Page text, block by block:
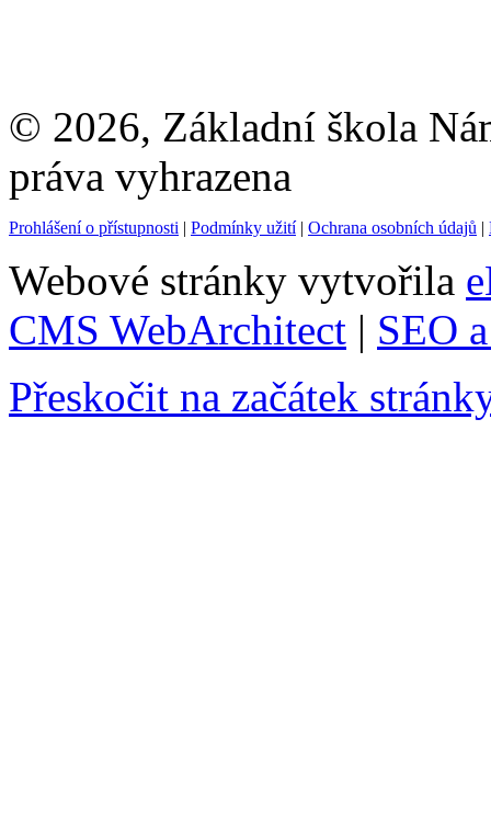
© 2026, Základní škola
práva vyhrazena
Prohlášení o přístupnosti | Podmínky užití| Ochrana osobních údajů |
Webové stránky vytvořila
CMS WebArchitect | SEO
Přeskočit na začátek